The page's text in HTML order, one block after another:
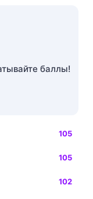
баллы!
105
105
102